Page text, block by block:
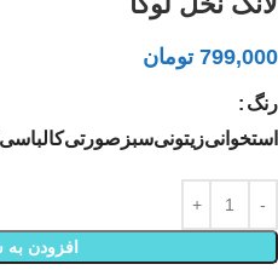
799,000 تومان
رنگ
استخوانیزیتونیسبز صورتیکالباسی
افزودن